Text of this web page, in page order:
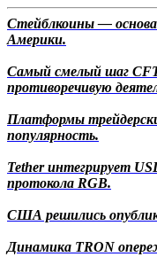
Стейблкоины —
Америки.
Самый смелый шаг
противоречивую
Платформы
популярность.
Tether интегрирует
протокола RGB.
США решились
Динамика TRON